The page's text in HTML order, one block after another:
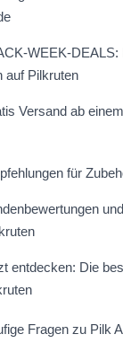
WEEK-DEALS:
auf Pilkruten
Versand ab
für
entdecken: Die
Fragen zu Pilk